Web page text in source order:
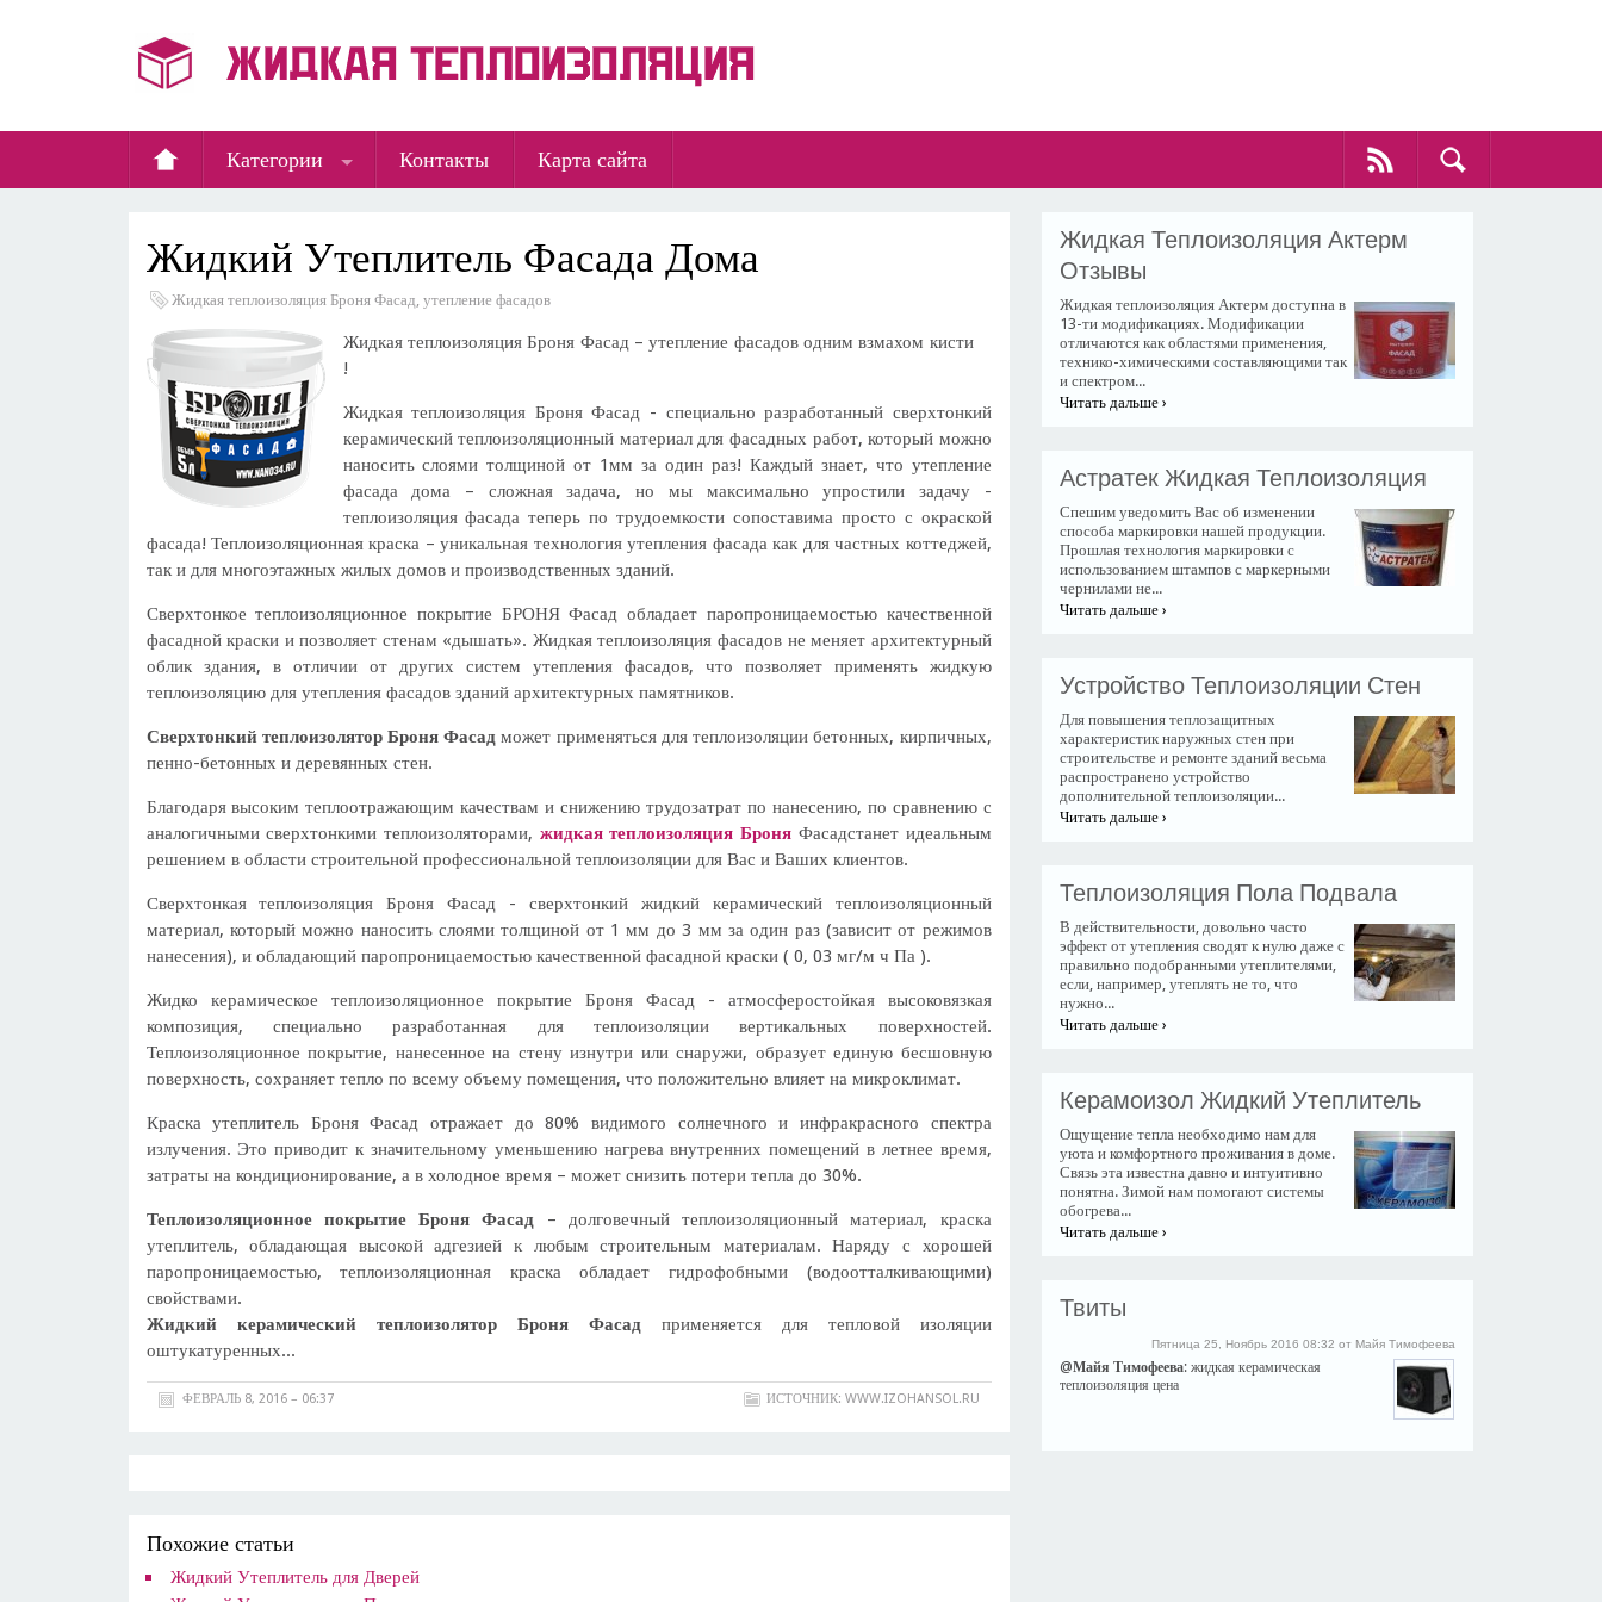
Категории Контакты Карта сайта
Жидкий Утеплитель Фасада Дома
Жидкая теплоизоляция Броня Фасад, утепление фасадов
Жидкая теплоизоляция Броня Фасад – утепление фасадов одним взмахом кисти
!
Жидкая теплоизоляция Броня Фасад - специально разработанный сверхтонкий
керамический теплоизоляционный материал для фасадных работ, который можно
наносить слоями толщиной от 1мм за один раз! Каждый знает, что утепление
фасада дома – сложная задача, но мы максимально упростили задачу -
теплоизоляция фасада теперь по трудоемкости сопоставима просто с окраской
фасада! Теплоизоляционная краска – уникальная технология утепления фасада как для частных коттеджей,
так и для многоэтажных жилых домов и производственных зданий.
Сверхтонкое теплоизоляционное покрытие БРОНЯ Фасад обладает паропроницаемостью качественной
фасадной краски и позволяет стенам «дышать». Жидкая теплоизоляция фасадов не меняет архитектурный
облик здания, в отличии от других систем утепления фасадов, что позволяет применять жидкую
теплоизоляцию для утепления фасадов зданий архитектурных памятников.
Сверхтонкий теплоизолятор Броня Фасад может применяться для теплоизоляции бетонных, кирпичных,
пенно-бетонных и деревянных стен.
Благодаря высоким теплоотражающим качествам и снижению трудозатрат по нанесению, по сравнению с
аналогичными сверхтонкими теплоизоляторами, жидкая теплоизоляция Броня Фасадстанет идеальным
решением в области строительной профессиональной теплоизоляции для Вас и Ваших клиентов.
Сверхтонкая теплоизоляция Броня Фасад - сверхтонкий жидкий керамический теплоизоляционный
материал, который можно наносить слоями толщиной от 1 мм до 3 мм за один раз (зависит от режимов
нанесения), и обладающий паропроницаемостью качественной фасадной краски ( 0, 03 мг/м ч Па ).
Жидко керамическое теплоизоляционное покрытие Броня Фасад - атмосферостойкая высоковязкая
композиция, специально разработанная для теплоизоляции вертикальных поверхностей.
Теплоизоляционное покрытие, нанесенное на стену изнутри или снаружи, образует единую бесшовную
поверхность, сохраняет тепло по всему объему помещения, что положительно влияет на микроклимат.
Краска утеплитель Броня Фасад отражает до 80% видимого солнечного и инфракрасного спектра
излучения. Это приводит к значительному уменьшению нагрева внутренних помещений в летнее время,
затраты на кондиционирование, а в холодное время – может снизить потери тепла до 30%.
Теплоизоляционное покрытие Броня Фасад – долговечный теплоизоляционный материал, краска
утеплитель, обладающая высокой адгезией к любым строительным материалам. Наряду с хорошей
паропроницаемостью, теплоизоляционная краска обладает гидрофобными (водоотталкивающими)
свойствами.
Жидкий керамический теплоизолятор Броня Фасадприменяется для тепловой изоляции
оштукатуренных...
ИСТОЧНИК: WWW.IZOHANSOL.RU
ФЕВРАЛЬ 8, 2016 – 06:37
Похожие статьи
Жидкий Утеплитель для Дверей
Жидкая Теплоизоляция Актерм
Отзывы
Жидкая теплоизоляция Актерм доступна в
13-ти модификациях. Модификации
отличаются как областями применения,
технико-химическими составляющими так
и спектром...
Читать дальше ›
Астратек Жидкая Теплоизоляция
Спешим уведомить Вас об изменении
способа маркировки нашей продукции.
Прошлая технология маркировки с
использованием штампов с маркерными
чернилами не...
Читать дальше ›
Устройство Теплоизоляции Стен
Для повышения теплозащитных
характеристик наружных стен при
строительстве и ремонте зданий весьма
распространено устройство
дополнительной теплоизоляции...
Читать дальше ›
Теплоизоляция Пола Подвала
В действительности, довольно часто
эффект от утепления сводят к нулю даже с
правильно подобранными утеплителями,
если, например, утеплять не то, что
нужно...
Читать дальше ›
Керамоизол Жидкий Утеплитель
Ощущение тепла необходимо нам для
уюта и комфортного проживания в доме.
Связь эта известна давно и интуитивно
понятна. Зимой нам помогают системы
обогрева...
Читать дальше ›
Твиты
Пятница 25, Ноябрь 2016 08:32 от Майя Тимофеева
@Майя Тимофеева: жидкая керамическая
теплоизоляция цена